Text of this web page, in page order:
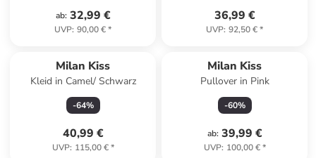
ab: 32,99 €
UVP: 90,00 €*
36,99 €
UVP: 92,50 €*
Milan Kiss
Kleid in Camel/ Schwarz
-64%
40,99 €
UVP: 115,00 €*
Milan Kiss
Pullover in Pink
-60%
ab: 39,99 €
UVP: 100,00 €*